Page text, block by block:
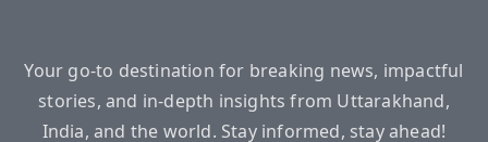
Your go-to destination for breaking news, impactful
stories, and in-depth insights from Uttarakhand,
India, and the world. Stay informed, stay ahead!